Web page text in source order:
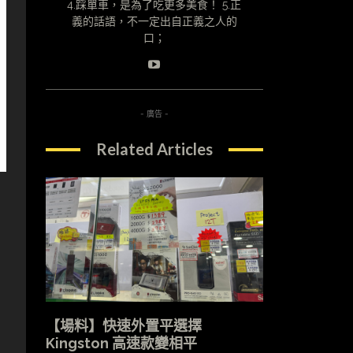
4.踩單車，是為了吃更多美食！ 5.正
義的話語，不一定出自正義之人的
口；
- 廣告 -
Related Articles
【場料】快速外置平選擇
Kingston 高速款變相平